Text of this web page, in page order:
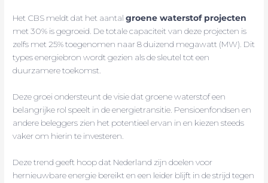
Het CBS meldt dat het aantalgroene waterstof projecten
met 30% is gegroeid. De totale capaciteit van deze projecten is
zelfs met 25% toegenomen naar 8 duizend megawatt (MW). Dit
types energiebron wordt gezien als de sleutel tot een
duurzamere toekomst.
Deze groei ondersteunt de visie dat groene waterstof een
belangrijke rol speelt in de energietransitie. Pensioenfondsen en
andere beleggers zien het potentieel ervan in en kiezen steeds
vaker om hierin te investeren.
Deze trend geeft hoop dat Nederland zijn doelen voor
hernieuwbare energie bereikt en een leider blijft in de strijd tegen